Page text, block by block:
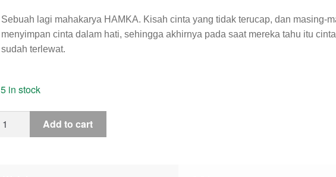
Sebuah lagi mahakarya HAMKA. Kisah cinta yang tidak terucap, dan masing-
menyimpan cinta dalam hati, sehingga akhirnya pada saat mereka tahu itu
sudah terlewat.
5 in stock
Add to cart